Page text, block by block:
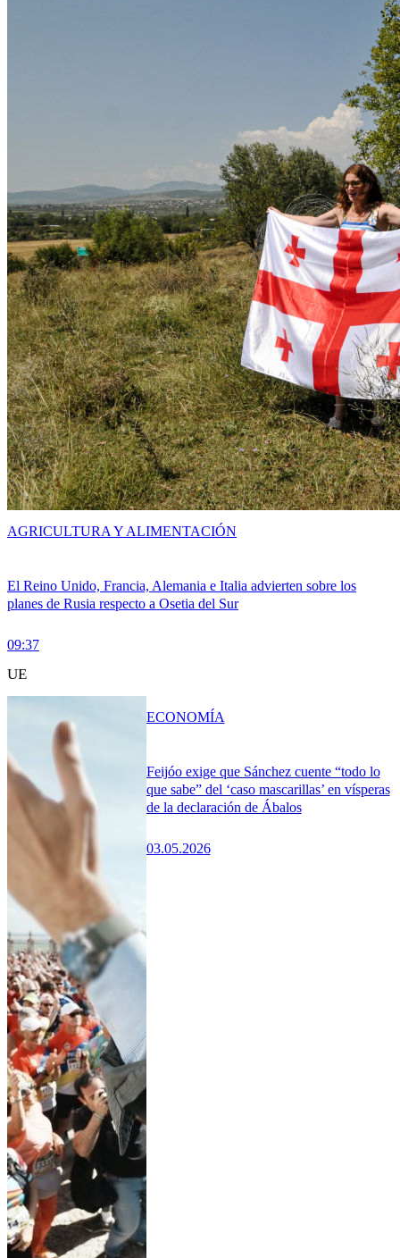
El Reino Unido, Francia, Alemania e Italia advierten sobre los
planes de Rusia respecto a Osetia del Sur
09:37
AGRICULTURA Y ALIMENTACIÓN
UE
Feijóo exige que Sánchez cuente “todo lo
que sabe” del ‘caso mascarillas’ en vísperas
de la declaración de Ábalos
03.05.2026
ECONOMÍA